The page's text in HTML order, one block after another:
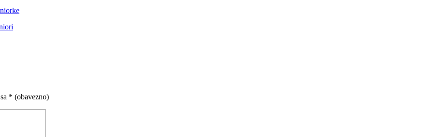
* (obavezno)